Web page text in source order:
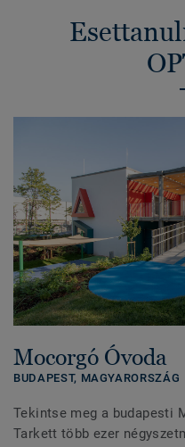
Mocorgó Óvoda
BUDAPEST, MAGYARORSZÁG
Tekintse meg a budapesti
Tarkett több ezer